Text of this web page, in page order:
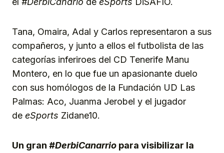
Tana, Omaira, Adal y Carlos representaron a sus
compañeros, y junto a ellos el futbolista de las
categorías inferiroes del CD Tenerife Manu
Montero, en lo que fue un apasionante duelo
con sus homólogos de la Fundación UD Las
Palmas: Aco, Juanma Jerobel y el jugador
de eSports Zidane10.
Un gran #DerbiCanarrio para visibilizar la